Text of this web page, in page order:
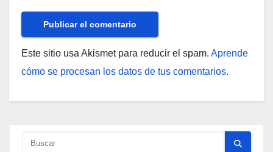
Este sitio usa Akismet para reducir el spam. Aprende
cómo se procesan los datos de tus comentarios.